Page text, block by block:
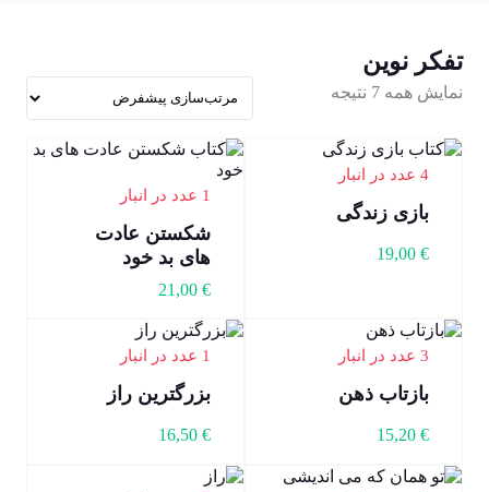
تفکر نوین
نمایش همه 7 نتیجه
4 عدد در انبار
بازی زندگی
19,00 €
1 عدد در انبار
شکستن عادت
های بد خود
21,00€
3 عدد در انبار
بازتاب ذهن
15,20 €
1 عدد در انبار
بزرگترین راز
16,50€